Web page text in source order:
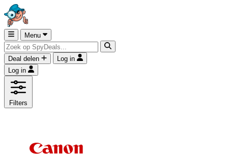
Menu
Deal delen
Log in
Log in
Filters